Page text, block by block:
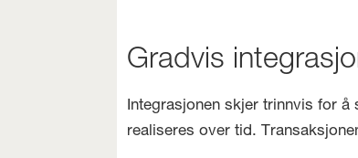
Gradvis
Integrasjonen skjer trinnvis for
realiseres over tid.